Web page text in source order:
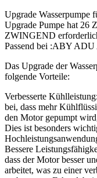
Upgrade Wasserpumpe
Upgrade Pumpe hat 26
ZWINGEND
Passend bei :ABY
Das Upgrade der
folgende Vorteile:
Verbesserte
bei, dass mehr
den Motor gepumpt
Dies ist besonders
Bessere
dass der Motor besser
arbeitet, was zu einer